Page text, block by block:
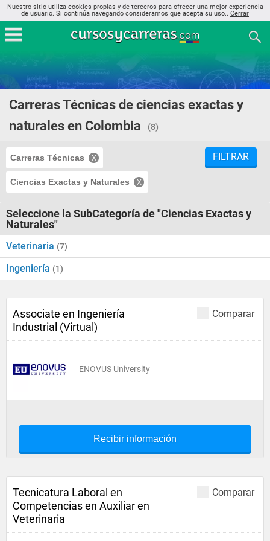
Nuestro sitio utiliza cookies propias y de terceros para ofrecer una mejor experiencia
de usuario. Si continúa navegando consideramos que acepta su uso.. Cerrar
Carreras Técnicas de ciencias exactas y
naturales en Colombia
(8)
Carreras Técnicas
Ciencias Exactas y Naturales
FILTRAR
Seleccione la SubCategoría de "Ciencias Exactas y
Naturales"
Veterinaria (7)
Ingeniería (1)
Comparar
Associate en Ingeniería
Industrial (Virtual)
ENOVUS University
Recibir información
Comparar
Tecnicatura Laboral en
Competencias en Auxiliar en
Veterinaria